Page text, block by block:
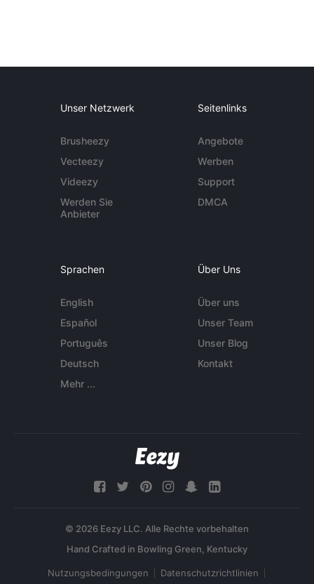
Unser Netzwerk
Brusheezy
Vecteezy
Videezy
Werden Sie
Anbieter
Seitenlinks
Angebote
Werben
Support
DMCA
Sprachen
English
Español
Português
Deutsch
Mehr ...
Über Uns
Über uns
Unser Team
Unser Blog
Kontakt
© 2026 Eezy LLC. Alle Rechte vorbehalten
Nutzungsbedingungen Datenschutzrichtlinien